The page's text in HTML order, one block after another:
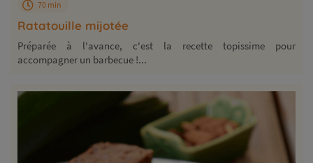
Ratatouille mijotée
70 min
Préparée à l'avance, c'est la recette topissime pour
accompagner un barbecue !...